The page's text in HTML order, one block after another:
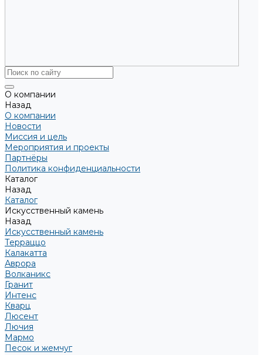
О компании
Назад
О компании
Новости
Миссия и цель
Мероприятия и проекты
Партнёры
Политика конфиденциальности
Каталог
Назад
Каталог
Искусственный камень
Назад
Искусственный камень
Терраццо
Калакатта
Аврора
Волканикс
Гранит
Интенс
Кварц
Люсент
Лючия
Мармо
Песок и жемчуг